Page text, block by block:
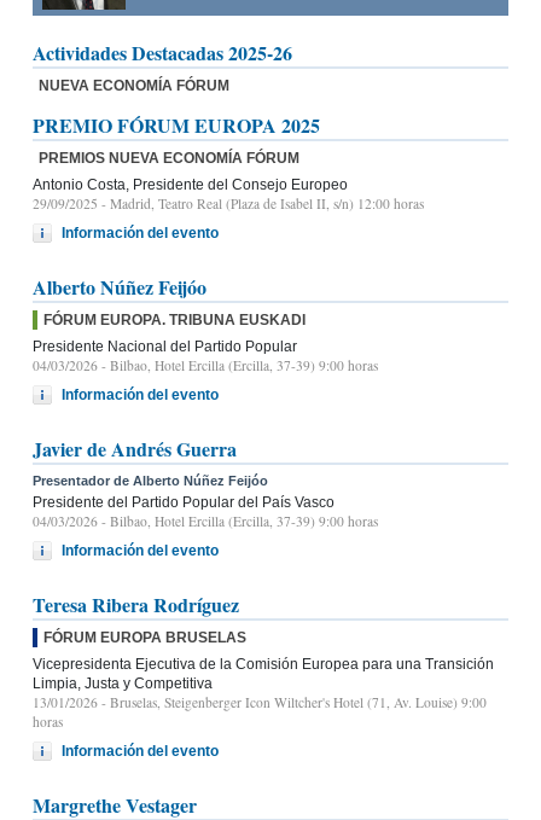
Actividades Destacadas 2025-26
NUEVA ECONOMÍA FÓRUM
PREMIO FÓRUM EUROPA 2025
PREMIOS NUEVA ECONOMÍA FÓRUM
Antonio Costa, Presidente del Consejo Europeo
29/09/2025 - Madrid, Teatro Real (Plaza de Isabel II, s/n) 12:00 horas
Información del evento
Alberto Núñez Feijóo
FÓRUM EUROPA. TRIBUNA EUSKADI
Presidente Nacional del Partido Popular
04/03/2026 - Bilbao, Hotel Ercilla (Ercilla, 37-39) 9:00 horas
Información del evento
Javier de Andrés Guerra
Presentador de Alberto Núñez Feijóo
Presidente del Partido Popular del País Vasco
04/03/2026 - Bilbao, Hotel Ercilla (Ercilla, 37-39) 9:00 horas
Información del evento
Teresa Ribera Rodríguez
FÓRUM EUROPA BRUSELAS
Vicepresidenta Ejecutiva de la Comisión Europea para una Transición
Limpia, Justa y Competitiva
13/01/2026 - Bruselas, Steigenberger Icon Wiltcher's Hotel (71, Av. Louise) 9:00
horas
Información del evento
Margrethe Vestager